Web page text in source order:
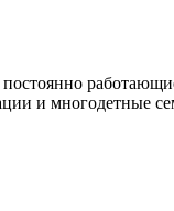
и многодетные